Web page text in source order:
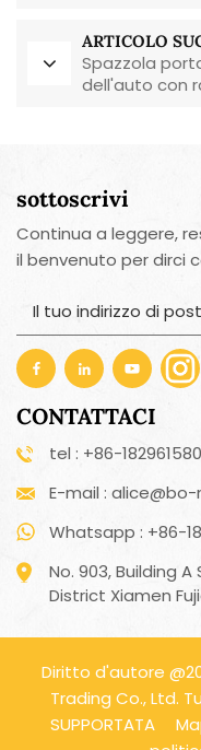
ARTICOLO
Spazzola
dell'auto con
sottoscrivi
Continua a leggere,
il benvenuto per dirci
CONTATTACI
tel : +86-
E-mail :
Whatsapp : +86-
No. 903, Building
District Xiamen
Diritto d'autore
Trading Co., Ltd.
SUPPORTATA